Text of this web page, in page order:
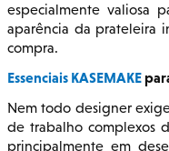
especialmente valiosa
aparência da prateleira
compra.
Essenciais KASEMAKE
Nem todo designer
de trabalho complexos
principalmente em